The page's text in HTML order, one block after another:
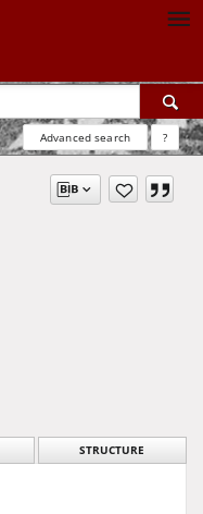
Advanced search ?
STRUCTURE